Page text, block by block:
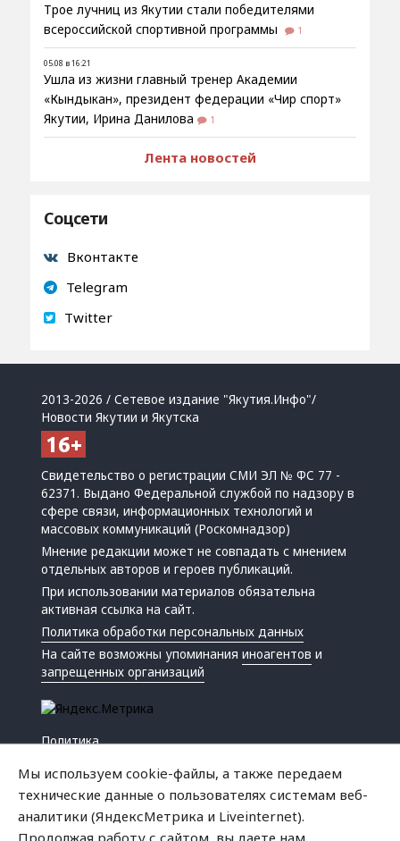
Трое лучниц из Якутии стали победителями
всероссийской спортивной программы
1
05.08 в 16:21
Ушла из жизни главный тренер Академии
«Кындыкан», президент федерации «Чир спорт»
Якутии, Ирина Данилова
1
Лента новостей
Соцсети
Вконтакте
Telegram
Twitter
2013-2026 / Сетевое издание "Якутия.Инфо"/
Новости Якутии и Якутска
Свидетельство о регистрации СМИ ЭЛ № ФС 77 -
62371. Выдано Федеральной службой по надзору в
сфере связи, информационных технологий и
массовых коммуникаций (Роскомнадзор)
Мнение редакции может не совпадать с мнением
отдельных авторов и героев публикаций.
При использовании материалов обязательна
активная ссылка на сайт.
Политика обработки персональных данных
На сайте возможны упоминанияиноагентов и
запрещенных организаций
Политика
Мы используем cookie-файлы, а также передаем
технические данные о пользователях системам веб-
аналитики (ЯндексМетрика и Liveinternet).
Продолжая работу с сайтом, вы даете нам